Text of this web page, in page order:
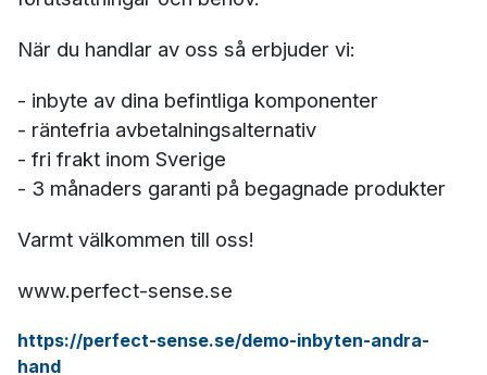
När du handlar av oss så erbjuder vi:
- inbyte av dina befintliga komponenter
- räntefria avbetalningsalternativ
- fri frakt inom Sverige
- 3 månaders garanti på begagnade produkter
Varmt välkommen till oss!
www.perfect-sense.se
https://perfect-sense.se/demo-inbyten-andra-
hand